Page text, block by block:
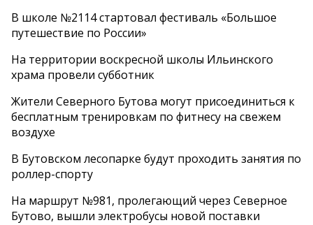
В школе №2114 стартовал фестиваль «Большое
путешествие по России»
На территории воскресной школы Ильинского
храма провели субботник
Жители Северного Бутова могут присоединиться к
бесплатным тренировкам по фитнесу на свежем
воздухе
В Бутовском лесопарке будут проходить занятия по
роллер-спорту
На маршрут №981, пролегающий через Северное
Бутово, вышли электробусы новой поставки